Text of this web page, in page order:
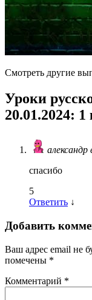
Смотреть другие
Уроки
20.01.2024: 1
александр
спасибо
5
Ответить ↓
Добавить
Ваш адрес email не
помечены *
Комментарий *